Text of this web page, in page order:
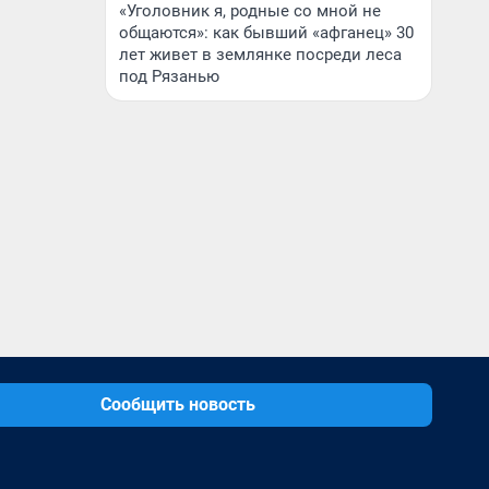
«Уголовник я, родные со мной не
общаются»: как бывший «афганец» 30
лет живет в землянке посреди леса
под Рязанью
Сообщить новость